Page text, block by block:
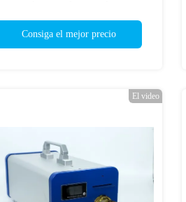
Consiga el mejor precio
El video